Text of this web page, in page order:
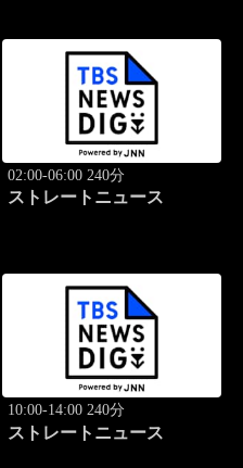
02:00-06:00 240分
ストレートニュース
10:00-14:00 240分
ストレートニュース